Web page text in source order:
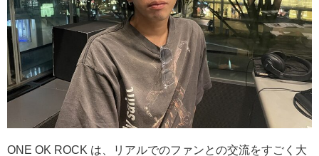
ONE OK ROCK は、リアルでのファンとの交流をすごく大